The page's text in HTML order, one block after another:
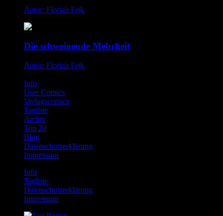
Autor: Florian Fejk
Die schweigende Mehrheit
Autor: Florian Fejk
Info
User Comics
Verlagscomics
Tagliste
Archiv
Top 20
Blog
Datenschutzerklärung
Impressum
Info
Tagliste
Datenschutzerklärung
Impressum